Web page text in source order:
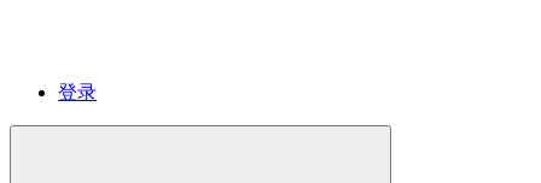
登录